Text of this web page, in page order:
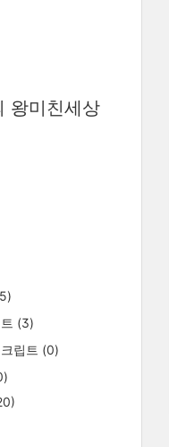
왕미친세상
(3)
립트 (0)